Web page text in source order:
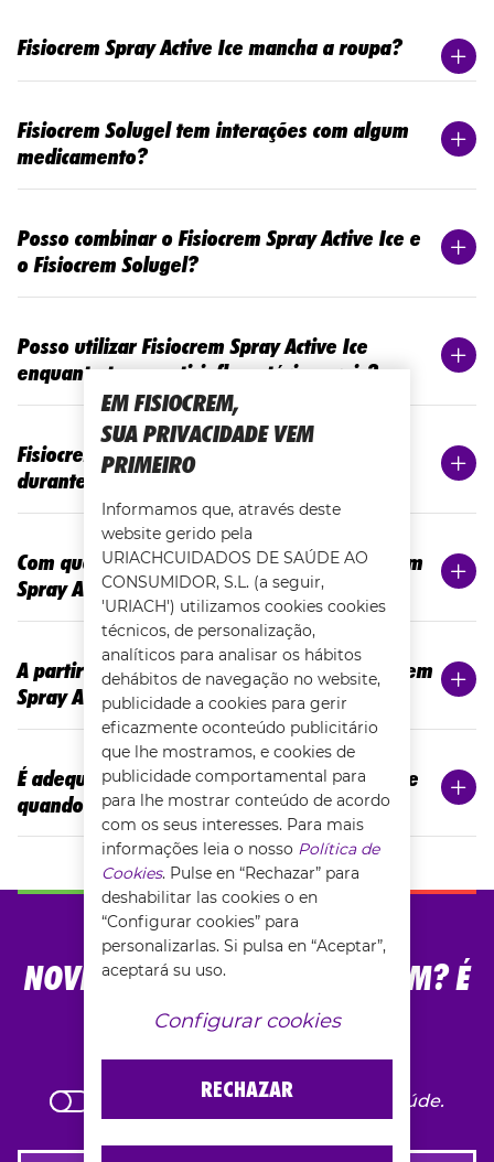
Fisiocrem Spray Active Ice mancha a roupa?
Fisiocrem Solugel tem interações com algum
medicamento?
Posso combinar o Fisiocrem Spray Active Ice e
o Fisiocrem Solugel?
Posso utilizar Fisiocrem Spray Active Ice
enquanto tomo anti-inflamatórios orais?
Fisiocrem Spray Active Ice pode ser aplicado
durante a gravidez e amamentação?
Com que frequência se pode utilizar Fisiocrem
Spray Active Ice?
A partir de que idade se pode aplicar Fisiocrem
Spray Active Ice?
É adequado utilizar Fisiocrem Spray Active Ice
quando se tem uma lesão muscular?
QUER SABER AS ÚLTIMAS
NOVIDADES SOBRE O FISIOCREM? É
POSSÍVEL.
Sou um profissional da área da saúde.
EM FISIOCREM,
SUA PRIVACIDADE VEM
PRIMEIRO
Informamos que, através deste
website gerido pela
URIACHCUIDADOS DE SAÚDE AO
CONSUMIDOR, S.L. (a seguir,
'URIACH') utilizamos cookies cookies
técnicos, de personalização,
analíticos para analisar os hábitos
dehábitos de navegação no website,
publicidade a cookies para gerir
eficazmente oconteúdo publicitário
que lhe mostramos, e cookies de
publicidade comportamental para
para lhe mostrar conteúdo de acordo
com os seus interesses. Para mais
informações leia o nosso Política de
Cookies. Pulse en “Rechazar” para
deshabilitar las cookies o en
“Configurar cookies” para
personalizarlas. Si pulsa en “Aceptar”,
aceptará su uso.
Configurar cookies
RECHAZAR